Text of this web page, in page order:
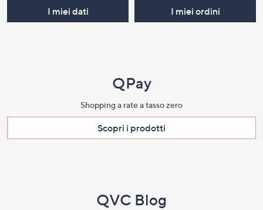
I miei dati I miei ordini
QPay
Shopping a rate a tasso zero​
Scopri i prodotti​
QVC Blog